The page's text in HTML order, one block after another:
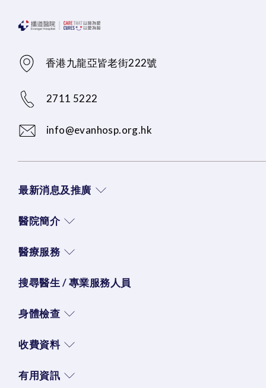
香港九龍亞皆老街222號
2711 5222
info@evanhosp.org.hk
最新消息及推廣
醫院簡介
醫療服務
搜尋醫生 / 專業服務人員
身體檢查
收費資料
有用資訊